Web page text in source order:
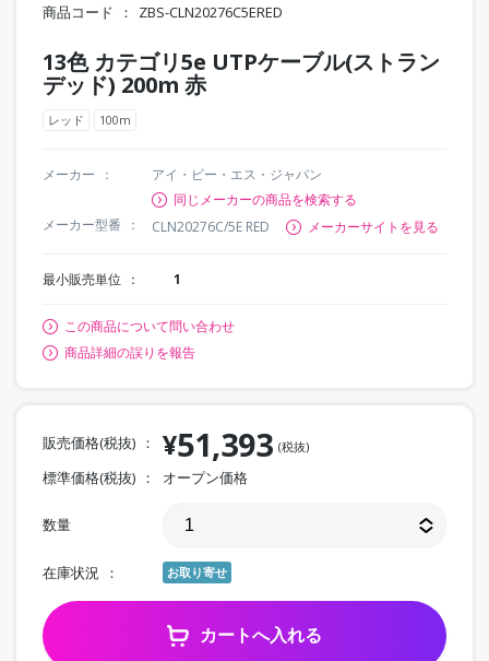
商品コード ZBS-CLN20276C5ERED
13色 カテゴリ5e UTPケーブル(ストラン
デッド) 200m 赤
レッド 100m
メーカー
アイ・ビー・エス・ジャパン
同じメーカーの商品を検索する
メーカー型番
CLN20276C/5E RED メーカーサイトを見る
最小販売単位 1
この商品について問い合わせ
商品詳細の誤りを報告
販売価格(税抜) ¥51,393 (税抜)
標準価格(税抜) オープン価格
数量
在庫状況 お取り寄せ
カートへ入れる